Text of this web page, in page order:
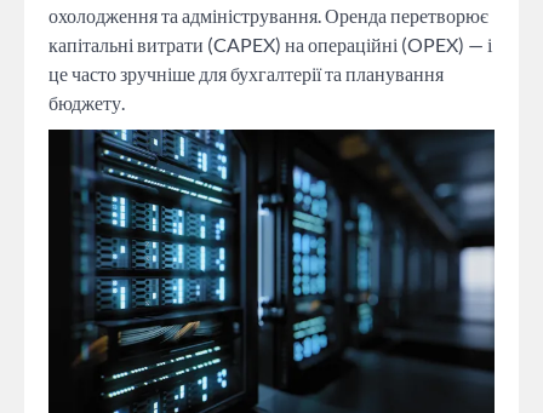
охолодження та адміністрування. Оренда перетворює
капітальні витрати (CAPEX) на операційні (OPEX) — і
це часто зручніше для бухгалтерії та планування
бюджету.